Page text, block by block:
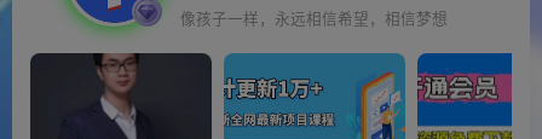
像孩子一样，永远相信希望，相信梦想